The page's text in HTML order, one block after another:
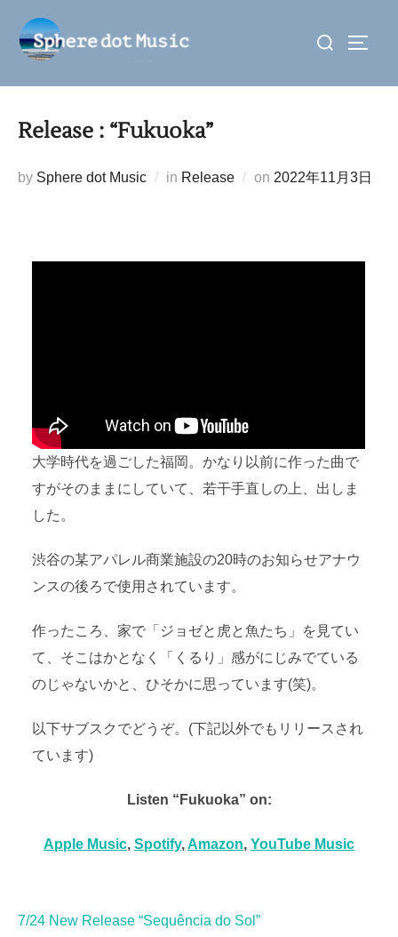
ン
検
対
Release : “Fukuoka”
by Sphere dot Music in Release on 投
2022年11月3日
大学時代を過ごした福岡。かなり以前に作った曲で
すがそのままにしていて、若干手直しの上、出しま
した。
渋谷の某アパレル商業施設の20時のお知らせアナウ
ンスの後ろで使用されています。
作ったころ、家で「ジョゼと虎と魚たち」を見てい
て、そこはかとなく「くるり」感がにじみでている
のじゃないかと、ひそかに思っています(笑)。
以下サブスクでどうぞ。(下記以外でもリリースされ
ています)
Listen “Fukuoka” on:
Apple Music, Spotify,Amazon, YouTube Music
7/24 New Release “Sequência do Sol”